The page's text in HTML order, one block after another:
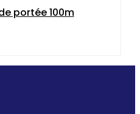
portée 100m